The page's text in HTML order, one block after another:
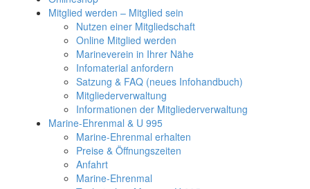
Mitglied werden – Mitglied sein
Nutzen einer Mitgliedschaft
Online Mitglied werden
Marineverein in Ihrer Nähe
Infomaterial anfordern
Satzung & FAQ (neues Infohandbuch)
Mitgliederverwaltung
Informationen der Mitgliederverwaltung
Marine-Ehrenmal & U 995
Marine-Ehrenmal erhalten
Preise & Öffnungszeiten
Anfahrt
Marine-Ehrenmal